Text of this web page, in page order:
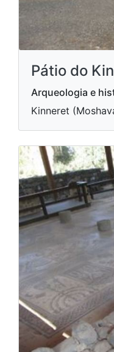
Pátio do
Arqueologia e
Kinneret